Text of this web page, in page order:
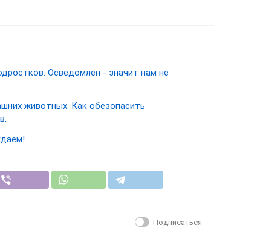
Осведомлен - значит нам не
животных. Как обезопасить
Подписаться